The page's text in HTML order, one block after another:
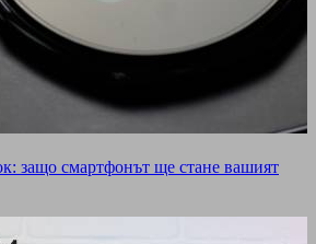
защо смартфонът ще стане вашият